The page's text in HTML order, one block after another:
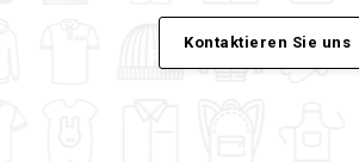
Kontaktieren Sie uns